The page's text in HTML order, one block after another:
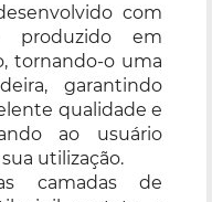
com
produzido em
tornando-o uma
garantindo
qualidade e
ao usuário
utilização.
camadas de